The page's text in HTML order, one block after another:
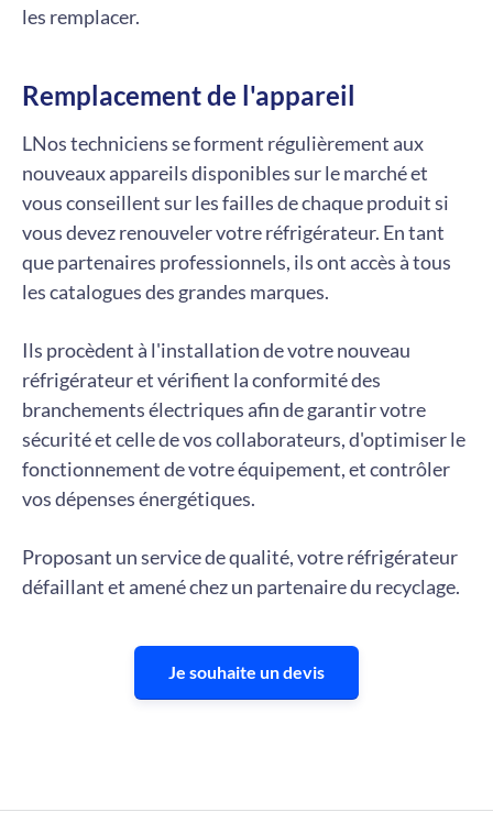
les remplacer.
Remplacement de l'appareil
LNos techniciens se forment régulièrement aux
nouveaux appareils disponibles sur le marché et
vous conseillent sur les failles de chaque produit si
vous devez renouveler votre réfrigérateur. En tant
que partenaires professionnels, ils ont accès à tous
les catalogues des grandes marques.
Ils procèdent à l'installation de votre nouveau
réfrigérateur et vérifient la conformité des
branchements électriques afin de garantir votre
sécurité et celle de vos collaborateurs, d'optimiser le
fonctionnement de votre équipement, et contrôler
vos dépenses énergétiques.
Proposant un service de qualité, votre réfrigérateur
défaillant et amené chez un partenaire du recyclage.
Je souhaite un devis